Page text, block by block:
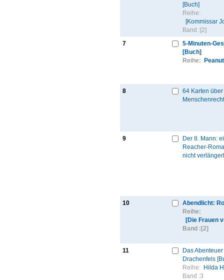
[Buch]
Reihe:
[Kommissar
Band : [2]
7
5-Minuten-
[Buch]
Reihe:
8
64 Karten über
9
Der 8. Mann:
Reacher-
nicht
10
Abendlicht:
Reihe:
[Die Frauen
Band : [2]
11
Das
Drachenfels
Reihe:
Hilda
Band :3